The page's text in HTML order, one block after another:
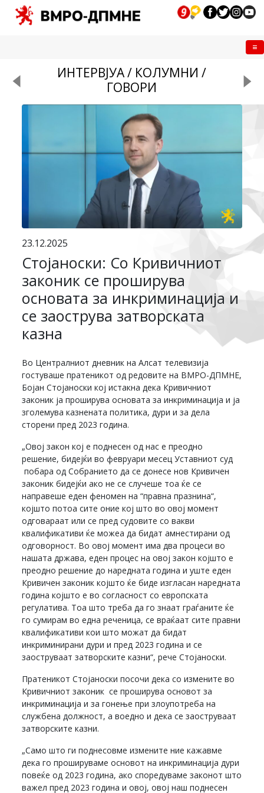
ИНТЕРВЈУА / КОЛУМНИ /
ГОВОРИ
23.12.2025
Стојаноски: Со Кривичниот
законик се проширува
основата за инкриминација и
се заострува затворската
казна
Во Централниот дневник на Алсат телевизија
гостуваше пратеникот од редовите на ВМРО-ДПМНЕ,
Бојан Стојаноски кој истакна дека Кривичниот
законик ја проширува основата за инкриминација и ја
зголемува казнената политика, дури и за дела
сторени пред 2023 година.
„Овој закон кој е поднесен од нас е преодно
решение, бидејќи во февруари месец Уставниот суд
побара од Собранието да се донесе нов Кривичен
законик бидејќи ако не се случеше тоа ќе се
направеше еден феномен на “правна празнина“,
којшто потоа сите оние кој што во овој момент
одговараат или се пред судовите со вакви
квалификативи ќе можеа да бидат амнестирани од
одговорност. Во овој момент има два процеси во
нашата држава, еден процес на овој закон којшто е
преодно решение до наредната година и уште еден
Кривичен законик којшто ќе биде изгласан наредната
година којшто е во согласност со европската
регулатива. Тоа што треба да го знаат граѓаните ќе
го сумирам во една реченица, се враќаат сите правни
квалификативи кои што можат да бидат
инкриминирани дури и пред 2023 година и се
заоструваат затворските казни“, рече Стојаноски.
Пратеникот Стојаноски посочи дека со измените во
Кривичниот законик се проширува основот за
инкриминација и за гонење при злоупотреба на
службена должност, а воедно и дека се заоструваат
затворските казни.
„Само што ги поднесовме измените ние кажавме
дека го прошируваме основот на инкриминација дури
повеќе од 2023 година, ако споредуваме законот што
важел пред 2023 година и овој, овој наш поднесен